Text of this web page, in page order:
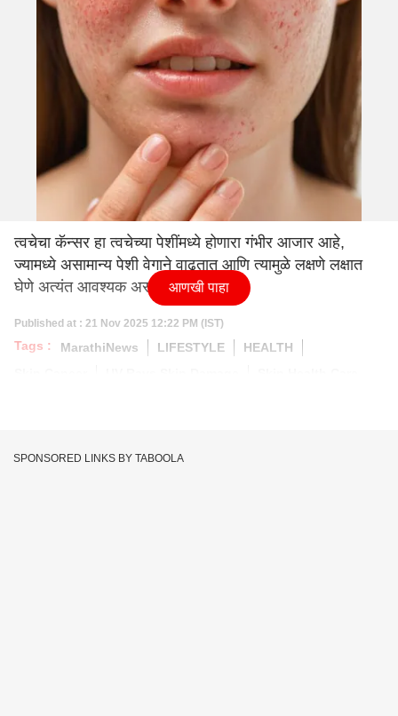
त्वचेचा कॅन्सर हा त्वचेच्या पेशींमध्ये होणारा गंभीर आजार आहे,
ज्यामध्ये असामान्य पेशी वेगाने वाढतात आणि त्यामुळे लक्षणे लक्षात
घेणे अत्यंत आवश्यक असते.
Published at : 21 Nov 2025 12:22 PM (IST)
Tags : MarathiNews LIFESTYLE
HEALTH
आणखी पाहा
SPONSORED LINKS BY TABOOLA